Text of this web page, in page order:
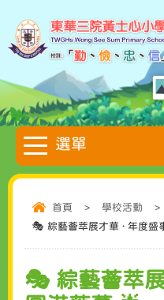
首頁 > 學校活動
>
🎭 綜藝薈萃展才華 · 年度盛
🎭 綜藝薈萃